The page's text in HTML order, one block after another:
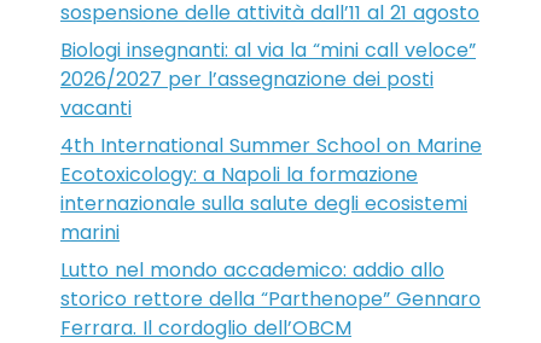
sospensione delle attività dall’11 al 21 agosto
Biologi insegnanti: al via la “mini call veloce”
2026/2027 per l’assegnazione dei posti
vacanti
4th International Summer School on Marine
Ecotoxicology: a Napoli la formazione
internazionale sulla salute degli ecosistemi
marini
Lutto nel mondo accademico: addio allo
storico rettore della “Parthenope” Gennaro
Ferrara. Il cordoglio dell’OBCM